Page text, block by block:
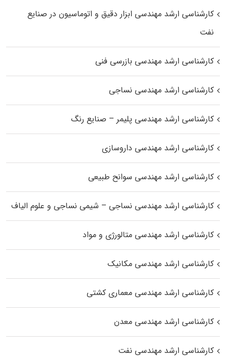
کارشناسی ارشد مهندسی ابزار دقیق و اتوماسیون در صنایع
نفت
کارشناسی ارشد مهندسی بازرسی فنی
کارشناسی ارشد مهندسی نساجی
کارشناسی ارشد مهندسی پلیمر – صنایع رنگ
کارشناسی ارشد مهندسی داروسازی
کارشناسی ارشد مهندسی سوانح طبیعی
کارشناسی ارشد مهندسی نساجی – شیمی نساجی و علوم الیاف
کارشناسی ارشد مهندسی متالورژی و مواد
کارشناسی ارشد مهندسی مکانیک
کارشناسی ارشد مهندسی معماری کشتی
کارشناسی ارشد مهندسی معدن
کارشناسی ارشد مهندسی نفت